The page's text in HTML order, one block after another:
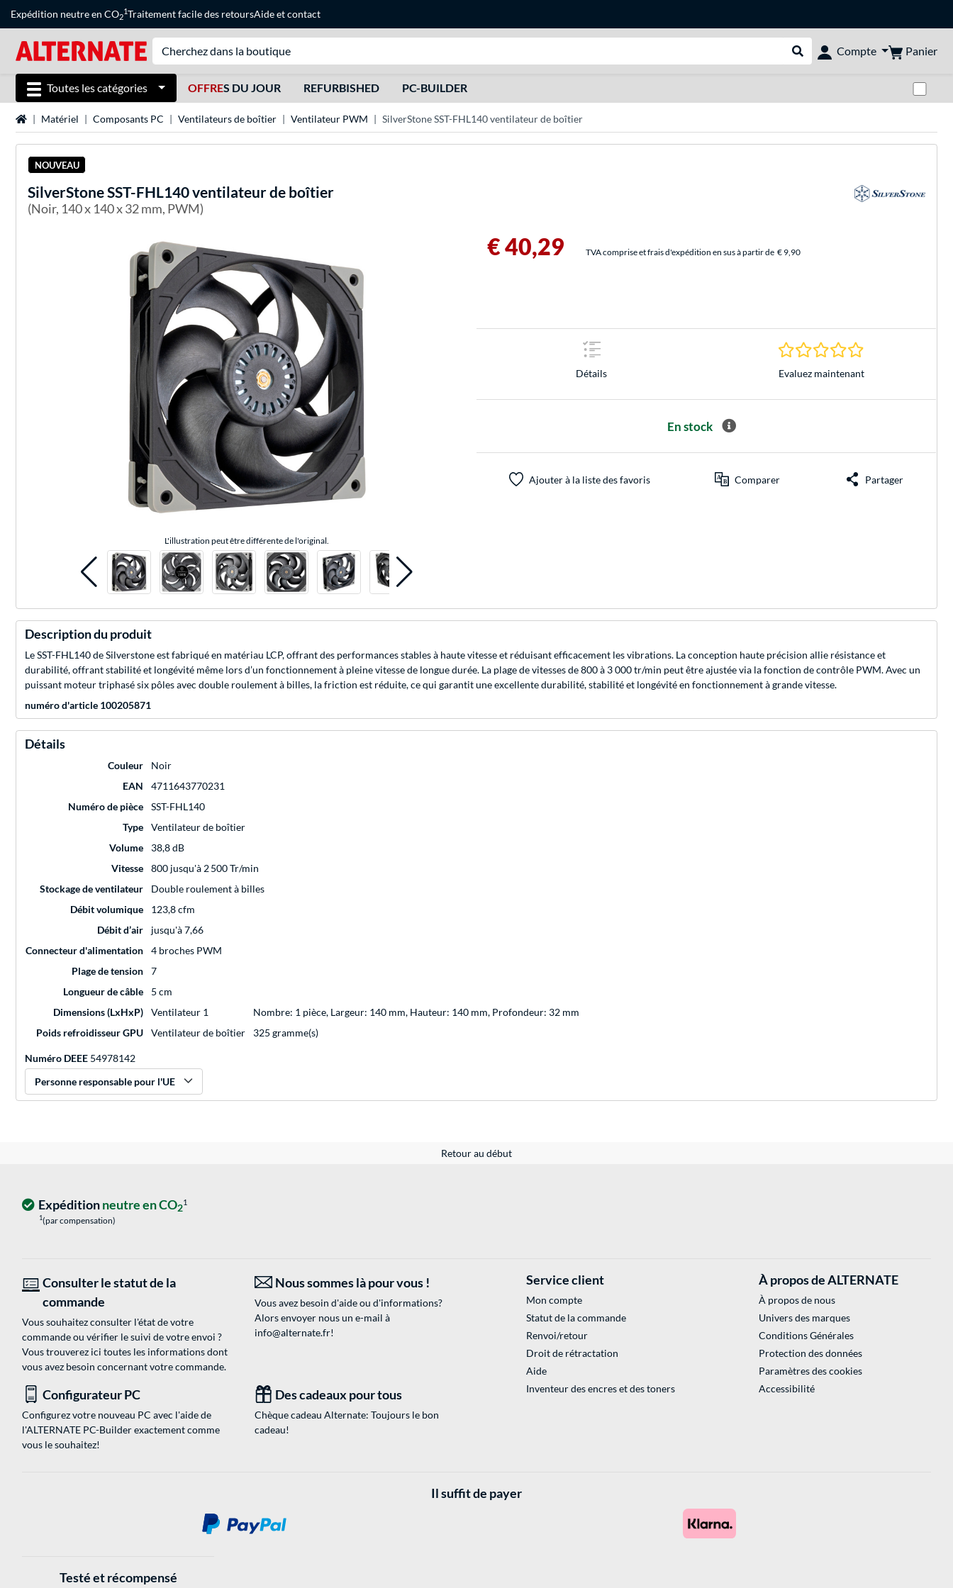
Expédition neutre en CO2
1Traitement facile des retoursAideetcontact
Rechercher dans le shop
Compte Panier
Toutes les catégories OFFRES DU JOUR REFURBISHED PC-BUILDER
Page d'accueil
Matériel Composants PC Ventilateurs de boîtier Ventilateur PWM SilverStone SST-FHL140 ventilateur de boîtier
NOUVEAU
SilverStoneSST-FHL140 ventilateur de boîtier
(Noir, 140 x 140 x 32 mm, PWM)
L'illustration peut être différente de l'original.
€ 40,29 TVA comprise et frais d'expédition en sus à partir de € 9,90
Détails
0.0 Étoiles à 0
Evaluez maintenant
En stock
Ajouter à la liste des favoris Comparer Partager
Description du produit
Le SST-FHL140 de Silverstone est fabriqué en matériau LCP, offrant des performances stables à haute vitesse et réduisant efficacement les vibrations. La conception haute précision allie résistance et
durabilité, offrant stabilité et longévité même lors d’un fonctionnement à pleine vitesse de longue durée. La plage de vitesses de 800 à 3 000 tr/min peut être ajustée via la fonction de contrôle PWM. Avec un
puissant moteur triphasé six pôles avec double roulement à billes, la friction est réduite, ce qui garantit une excellente durabilité, stabilité et longévité en fonctionnement à grande vitesse.
numéro d'article 100205871
Détails
Couleur
Noir
EAN
4711643770231
Numéro de pièce
SST-FHL140
Type
Ventilateur de boîtier
Volume
38,8 dB
Vitesse
800 jusqu'à 2 500 Tr/min
Stockage de ventilateur
Double roulement à billes
Débit volumique
123,8 cfm
Débit d’air
jusqu'à 7,66
Connecteur d'alimentation
4 broches PWM
Plage de tension
7
Longueur de câble
5 cm
Dimensions (LxHxP)
Ventilateur 1
Nombre: 1 pièce, Largeur: 140 mm, Hauteur: 140 mm, Profondeur: 32 mm
Poids refroidisseur GPU
Ventilateur de boîtier 325 gramme(s)
Numéro DEEE 54978142
Personne responsable pour l'UE
Retour au début
Expéditionneutre en CO21
1(par compensation)
Consulter le statut de la
commande
Vous souhaitez consulter l'état de votre
commande ou vérifier le suivi de votre envoi ?
Vous trouverez ici toutes les informations dont
vous avez besoin concernant votre commande.
Nous sommes là pour vous !
Vous avez besoin d'aide ou d'informations?
Alors envoyer nous un e-mail à
info@alternate.fr!
Configurateur PC
Configurez votre nouveau PC avec l'aide de
l'ALTERNATE PC-Builder exactement comme
vous le souhaitez!
Des cadeaux pour tous
Chèque cadeau Alternate: Toujours le bon
cadeau!
Service client
Mon compte
Statut de la commande
Renvoi/retour
Droit de rétractation
Aide
Inventeur des encres et des toners
À propos de ALTERNATE
À propos de nous
Univers des marques
Conditions Générales
Protection des données
Paramètres des cookies
Accessibilité
Il suffit de payer
Testé et récompensé